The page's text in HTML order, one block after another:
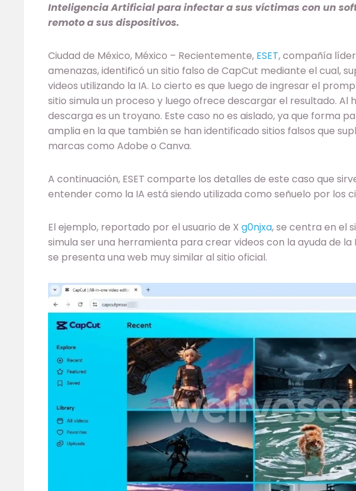
Inteligencia Artificial para infectar a sus víctimas con un
remoto a sus dispositivos.
Ciudad de México, México ­– Recientemente, ESET, compañía
amenazas, identificó un sitio falso de CapCut mediante el cual,
videos utilizando la IA. Lo cierto es que luego de ingresar el
sitio simula un proceso y luego ofrece descargar el resultado. Al
descarga es un troyano. Este caso no es aislado, ya que forma
amplia en la que también se han identificado sitios falsos que
marcas como Adobe o Canva.
A continuación, ESET comparte los detalles de este caso que
entender como la IA está siendo utilizada como señuelo por los
El ejemplo, reportado por el usuario de X g0njxa, se centra en el
simula ser una herramienta para crear videos con la ayuda de
se presenta una web muy similar al sitio oficial.